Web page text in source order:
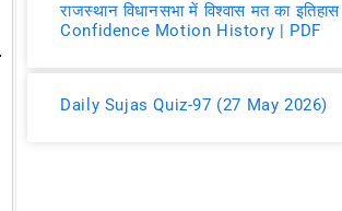
राजस्थान विधानसभा में विश्वास मत का
Confidence Motion History | PDF
Daily Sujas Quiz-97 (27 May 2026)